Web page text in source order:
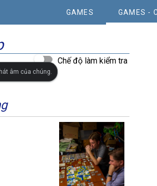
GAMES GAMES -
Chế độ làm kiểm tra
âm của chúng.